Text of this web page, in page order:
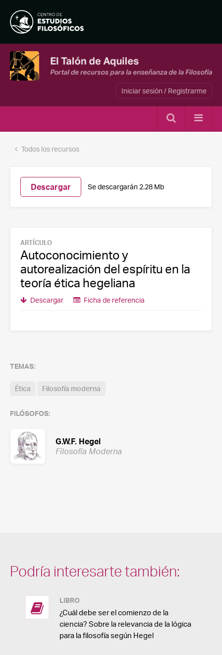
Iniciar sesión / Registrarme
Todos los recursos
Descargar Se descargarán 2.28 Mb
ARTÍCULO
Autoconocimiento y
autorealización del espíritu en la
teoría ética hegeliana
Descargar Ficha de referencia
TEMAS:
Ética Filosofía moderna
FILÓSOFOS:
G.W.F. Hegel
Filosofía Moderna
Podría interesarte también:
LIBRO
¿Cuál debe ser el comienzo de la
ciencia? Sobre la relevancia de la lógica
para la filosofía según Hegel